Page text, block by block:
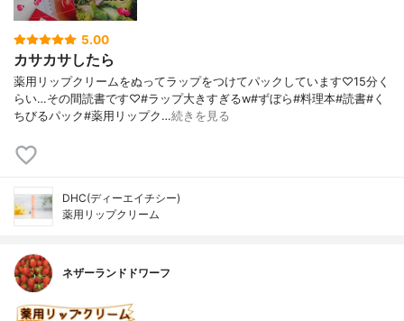
5.00
カサカサしたら
薬用リップクリームをぬってラップをつけてパックしています♡15分く
らい…その間読書です♡#ラップ大きすぎるw#ずぼら#料理本#読書#く
ちびるパック#薬用リップク…続きを見る
DHC(ディーエイチシー)
薬用リップクリーム
ネザーランドドワーフ